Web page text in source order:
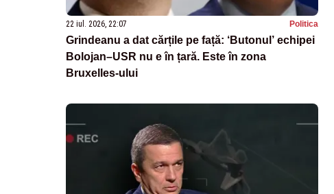
22 iul. 2026, 22:07 Politica
Grindeanu a dat cărțile pe față: ‘Butonul’ echipei
Bolojan–USR nu e în țară. Este în zona
Bruxelles-ului